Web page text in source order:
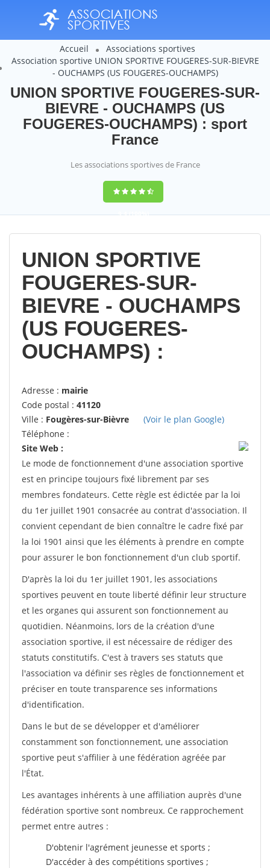
Accueil
Associations sportives
Association sportive UNION SPORTIVE FOUGERES-SUR-BIEVRE
- OUCHAMPS (US FOUGERES-OUCHAMPS)
UNION SPORTIVE FOUGERES-SUR-
BIEVRE - OUCHAMPS (US
FOUGERES-OUCHAMPS) : sport
France
Les associations sportives de France
9,4(100%)
14358votes
UNION SPORTIVE
FOUGERES-SUR-
BIEVRE - OUCHAMPS
(US FOUGERES-
OUCHAMPS) :
Adresse : mairie
Code postal : 41120
Ville : Fougères-sur-Bièvre
(Voir le plan Google)
Téléphone :
Site Web :
Le mode de fonctionnement d'une association sportive
est en principe toujours fixé librement par ses
membres fondateurs. Cette règle est édictée par la loi
du 1er juillet 1901 consacrée au contrat d'association. Il
convient cependant de bien connaître le cadre fixé par
la loi 1901 ainsi que les éléments à prendre en compte
pour assurer le bon fonctionnement d'un club sportif.
D'après la loi du 1er juillet 1901, les associations
sportives peuvent en toute liberté définir leur structure
et les organes qui assurent son fonctionnement au
quotidien. Néanmoins, lors de la création d'une
association sportive, il est nécessaire de rédiger des
statuts constitutifs. C'est à travers ses statuts que
l'association va définir ses règles de fonctionnement et
préciser en toute transparence ses informations
d'identification.
Dans le but de se développer et d'améliorer
constamment son fonctionnement, une association
sportive peut s'affilier à une fédération agréée par
l'État.
Les avantages inhérents à une affiliation auprès d'une
fédération sportive sont nombreux. Ce rapprochement
permet entre autres :
D'obtenir l'agrément jeunesse et sports ;
D'accéder à des compétitions sportives ;